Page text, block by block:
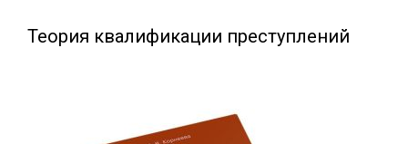
Теория квалификации преступлений